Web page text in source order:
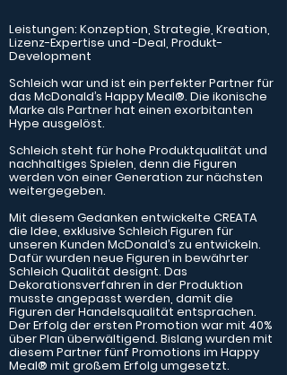
Leistungen: Konzeption, Strategie, Kreation,
Lizenz-Expertise und -Deal, Produkt-
Development
Schleich war und ist ein perfekter Partner für
das McDonald’s Happy Meal®. Die ikonische
Marke als Partner hat einen exorbitanten
Hype ausgelöst.
Schleich steht für hohe Produktqualität und
nachhaltiges Spielen, denn die Figuren
werden von einer Generation zur nächsten
weitergegeben.
Mit diesem Gedanken entwickelte CREATA
die Idee, exklusive Schleich Figuren für
unseren Kunden McDonald’s zu entwickeln.
Dafür wurden neue Figuren in bewährter
Schleich Qualität designt. Das
Dekorationsverfahren in der Produktion
musste angepasst werden, damit die
Figuren der Handelsqualität entsprachen.
Der Erfolg der ersten Promotion war mit 40%
über Plan überwältigend. Bislang wurden mit
diesem Partner fünf Promotions im Happy
Meal® mit großem Erfolg umgesetzt.